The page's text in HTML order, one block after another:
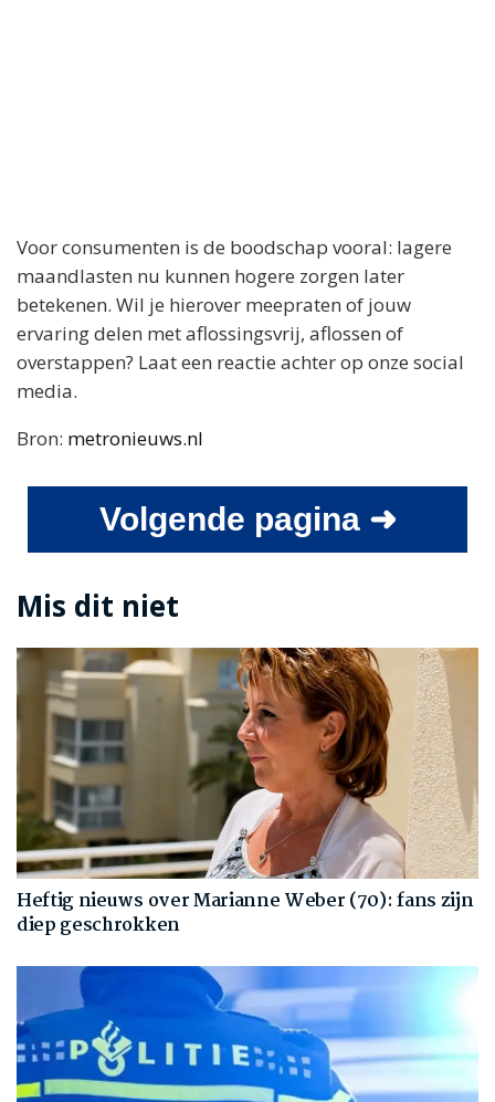
Voor consumenten is de boodschap vooral: lagere
maandlasten nu kunnen hogere zorgen later
betekenen. Wil je hierover meepraten of jouw
ervaring delen met aflossingsvrij, aflossen of
overstappen? Laat een reactie achter op onze social
media.
Bron: metronieuws.nl
Volgende pagina ➜
Mis dit niet
Heftig nieuws over Marianne Weber (70): fans zijn
diep geschrokken